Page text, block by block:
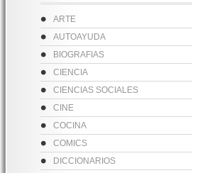
ARTE
AUTOAYUDA
BIOGRAFIAS
CIENCIA
CIENCIAS SOCIALES
CINE
COCINA
COMICS
DICCIONARIOS